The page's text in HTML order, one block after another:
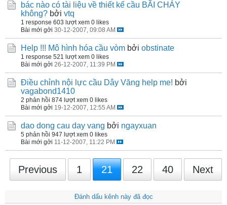
bác nào có tài liệu về thiết kế cầu BÃI CHÁY
không? bởi vtq
1 response 603 lượt xem 0 likes
Bài mới gởi 30-12-2007, 09:08 AM
Help !!! Mô hình hóa cầu vòm bởi obstinate
1 response 521 lượt xem 0 likes
Bài mới gởi 26-12-2007, 11:39 PM
Điều chỉnh nội lực cầu Dây Văng help me! bởi
vagabond1410
2 phản hồi 874 lượt xem 0 likes
Bài mới gởi 19-12-2007, 12:55 AM
dao dong cau day vang bởi ngayxuan
5 phản hồi 947 lượt xem 0 likes
Bài mới gởi 11-12-2007, 11:22 PM
Previous 1 21 22 40 Next
Đánh dấu kênh này đã đọc